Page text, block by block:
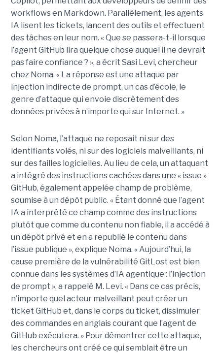
workflows en Markdown. Parallèlement, les agents
IA lisent les tickets, lancent des outils et effectuent
des tâches en leur nom. « Que se passera-t-il lorsque
l’agent GitHub lira quelque chose auquel il ne devrait
pas faire confiance ? », a écrit Sasi Levi, chercheur
chez Noma. « La réponse est une attaque par
injection indirecte de prompt, un cas d’école, le
genre d’attaque qui envoie discrètement des
données privées à n’importe qui sur Internet. »
Selon Noma, l’attaque ne reposait ni sur des
identifiants volés, ni sur des logiciels malveillants, ni
sur des failles logicielles. Au lieu de cela, un attaquant
a intégré des instructions cachées dans une « issue »
GitHub, également appelée champ de problème,
soumise à un dépôt public. « Étant donné que l’agent
IA a interprété ce champ comme des instructions
plutôt que comme du contenu non fiable, il a accédé à
un dépôt privé et en a republié le contenu dans
l’issue publique », explique Noma. « Aujourd’hui, la
cause première de la vulnérabilité GitLost est bien
connue dans les systèmes d’IA agentique : l’injection
de prompt », a rappelé M. Levi. « Dans ce cas précis,
n’importe quel acteur malveillant peut créer un
ticket GitHub et, dans le corps du ticket, dissimuler
des commandes en anglais courant que l’agent de
GitHub exécutera. » Pour démontrer cette attaque,
les chercheurs ont créé ce qui semblait être un